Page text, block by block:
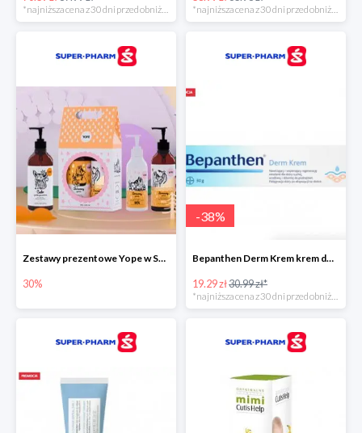
*najniższa cena z 30 dni przed obniżką *najniższa cena z 30 dni przed obniżką
Zestawy prezentowe Yope w Super-Pharm do -30%
30%
-38%
Bepanthen Derm Krem krem do ciała
19.29 zł30.99 zł*